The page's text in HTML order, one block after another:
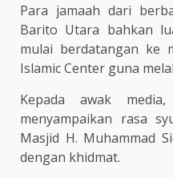
Para jamaah dari
Barito Utara bahkan
mulai berdatangan ke
Islamic Center guna
Kepada awak
menyampaikan rasa
Masjid H. Muhammad
dengan khidmat.